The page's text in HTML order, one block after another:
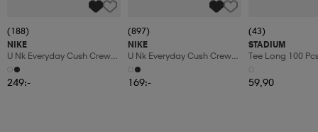
(188)
NIKE
U Nk Everyday Cush Crew
6pr-Bd
249:-
(897)
NIKE
U Nk Everyday Cush Crew
3pr
169:-
(43)
STADIUM
Tee Long 100
59,90